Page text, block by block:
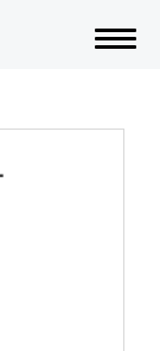
สลับ